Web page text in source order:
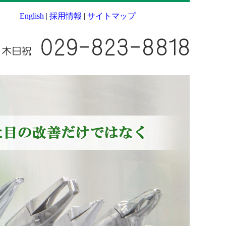
English | 採用情報 | サイトマップ